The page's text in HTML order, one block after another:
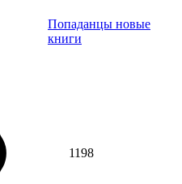
Попаданцы новые
книги
1198